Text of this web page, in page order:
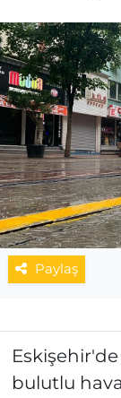
Paylaş
Eskişehir'de
bulutlu
SPOR